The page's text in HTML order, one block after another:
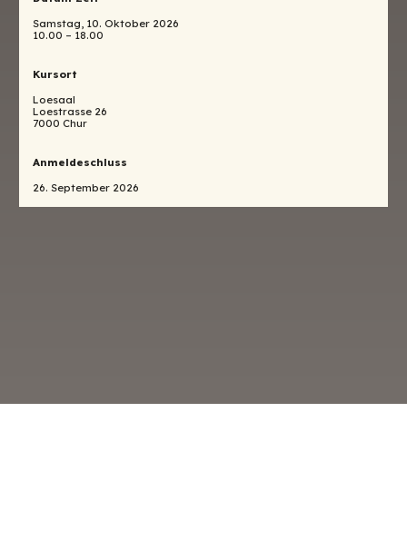
Samstag, 10. Oktober 2026
10.00 – 18.00
Kursort
Loesaal
Loestrasse 26
7000 Chur
Anmeldeschluss
26. September 2026